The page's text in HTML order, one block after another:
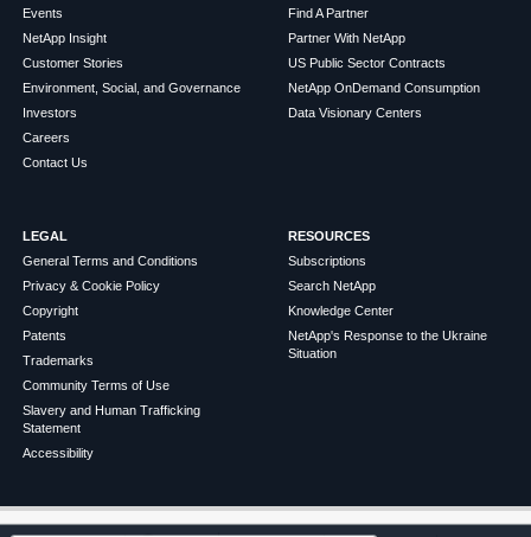
Events
NetApp Insight
Customer Stories
Environment, Social, and Governance
Investors
Careers
Contact Us
Find A Partner
Partner With NetApp
US Public Sector Contracts
NetApp OnDemand Consumption
Data Visionary Centers
LEGAL
General Terms and Conditions
Privacy & Cookie Policy
Copyright
Patents
Trademarks
Community Terms of Use
Slavery and Human Trafficking
Statement
Accessibility
RESOURCES
Subscriptions
Search NetApp
Knowledge Center
NetApp's Response to the Ukraine
Situation